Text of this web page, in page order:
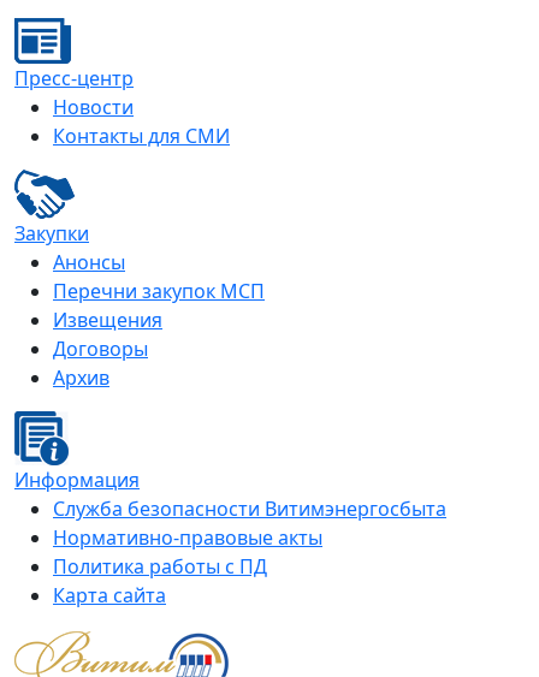
Пресс-центр
Новости
Контакты для СМИ
Закупки
Анонсы
Перечни закупок МСП
Извещения
Договоры
Архив
Информация
Служба безопасности Витимэнергосбыта
Нормативно-правовые акты
Политика работы с ПД
Карта сайта